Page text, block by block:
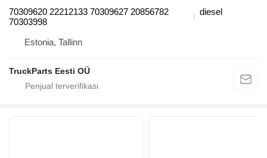
70309620 22212133 70309627 20856782
70303998
diesel
Estonia, Tallinn
TruckParts Eesti OÜ